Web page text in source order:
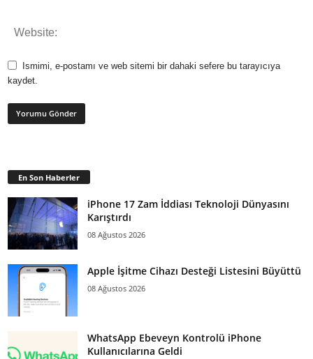
Ismimi, e-postamı ve web sitemi bir dahaki sefere bu tarayıcıya
kaydet.
En Son Haberler
iPhone 17 Zam İddiası Teknoloji Dünyasını
Karıştırdı
08 Ağustos 2026
Apple İşitme Cihazı Desteği Listesini Büyüttü
08 Ağustos 2026
WhatsApp Ebeveyn Kontrolü iPhone
Kullanıcılarına Geldi